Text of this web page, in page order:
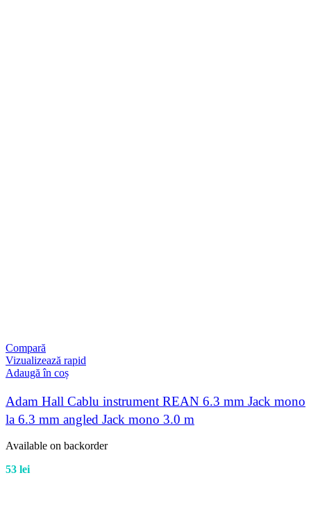
Compară
Vizualizează rapid
Adaugă în coș
Adam Hall Cablu instrument REAN 6.3 mm Jack mono
la 6.3 mm angled Jack mono 3.0 m
Available on backorder
53 lei